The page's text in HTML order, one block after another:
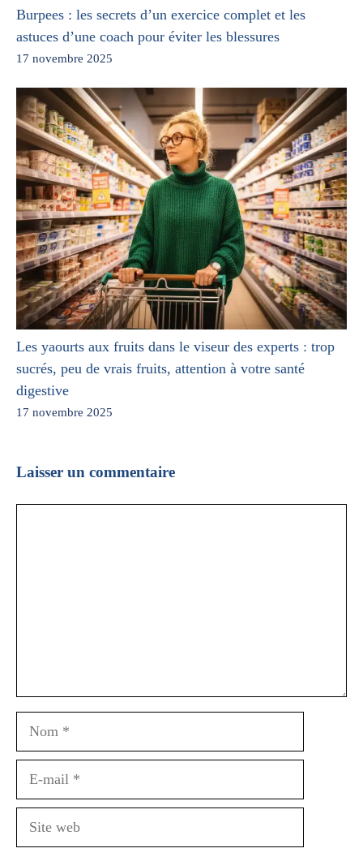
Burpees : les secrets d’un exercice complet et les
astuces d’une coach pour éviter les blessures
17 novembre 2025
Les yaourts aux fruits dans le viseur des experts : trop
sucrés, peu de vrais fruits, attention à votre santé
digestive
17 novembre 2025
Laisser un commentaire